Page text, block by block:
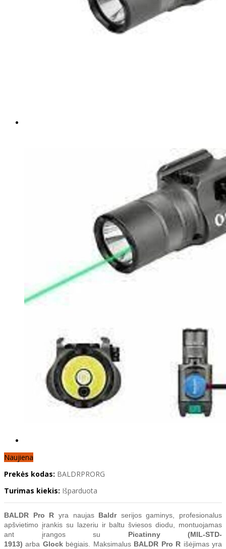
Naujiena
Prekės kodas: BALDRPRORG
Turimas kiekis: Išparduota
BALDR Pro R yra naujas Baldr serijos gaminys,
profesionalus
apšvietimo įrankis su lazeriu ir baltu šviesos diodu, montuojamas
ant įrangos su Picatinny (MIL-STD-
1913) arba Glockbėgiais. MaksimalusBALDR Pro R išėjimas yra